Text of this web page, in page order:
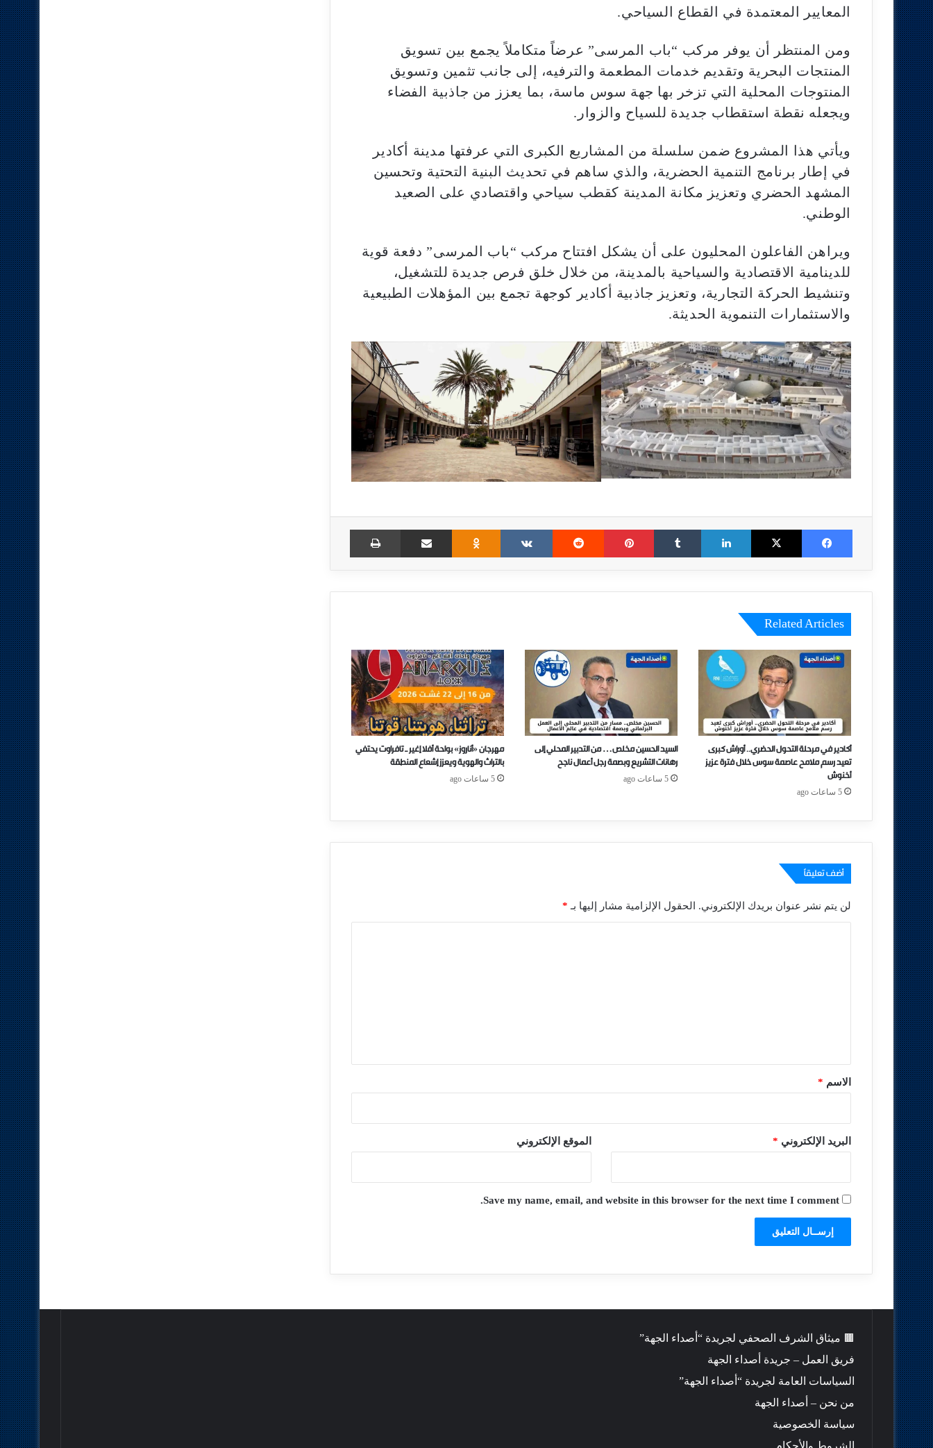
المعايير المعتمدة في القطاع السياحي.
ومن المنتظر أن يوفر مركب “باب المرسى” عرضاً متكاملاً يجمع بين تسويق
المنتجات البحرية وتقديم خدمات المطعمة والترفيه، إلى جانب تثمين وتسويق
المنتوجات المحلية التي تزخر بها جهة سوس ماسة، بما يعزز من جاذبية الفضاء
ويجعله نقطة استقطاب جديدة للسياح والزوار.
ويأتي هذا المشروع ضمن سلسلة من المشاريع الكبرى التي عرفتها مدينة أكادير
في إطار برنامج التنمية الحضرية، والذي ساهم في تحديث البنية التحتية وتحسين
المشهد الحضري وتعزيز مكانة المدينة كقطب سياحي واقتصادي على الصعيد
الوطني.
ويراهن الفاعلون المحليون على أن يشكل افتتاح مركب “باب المرسى” دفعة قوية
للدينامية الاقتصادية والسياحية بالمدينة، من خلال خلق فرص جديدة للتشغيل،
وتنشيط الحركة التجارية، وتعزيز جاذبية أكادير كوجهة تجمع بين المؤهلات الطبيعية
والاستثمارات التنموية الحديثة.
Facebook
X
LinkedIn
Tumblr
Pinterest
Reddit
VKontakte
Odnoklassniki
Share via Email
Print
Related Articles
أكادير في مرحلة التحول الحضري.. أوراش كبرى
تعيد رسم ملامح عاصمة سوس خلال فترة عزيز
أخنوش
5 ساعات ago
السيد الحسين مخلص… من التدبير المحلي إلى
رهانات التشريع وبصمة رجل أعمال ناجح
5 ساعات ago
مهرجان «أناروز» بواحة أفلا إغير ـ تافراوت يحتفي
بالتراث والهوية ويعزز إشعاع المنطقة
5 ساعات ago
أضف تعليقاً
لن يتم نشر عنوان بريدك الإلكتروني. الحقول الإلزامية مشار إليها بـ *
*الاسم *
البريد الإلكتروني * الموقع الإلكتروني
Save my name, email, and website in this browser for the next time I comment.
🟫 ميثاق الشرف الصحفي لجريدة “أصداء الجهة”
فريق العمل – جريدة أصداء الجهة
السياسات العامة لجريدة “أصداء الجهة”
من نحن – أصداء الجهة
سياسة الخصوصية